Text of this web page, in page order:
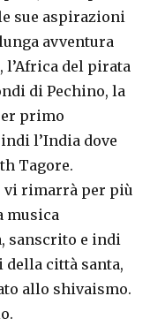
sue aspirazioni
avventura
l’Africa del pirata
di Pechino, la
primo
l’India dove
Tagore.
vi rimarrà per più
musica
sanscrito e indi
città santa,
allo shivaismo.